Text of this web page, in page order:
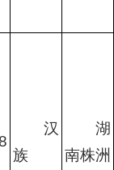
汉
族
湖
南株洲